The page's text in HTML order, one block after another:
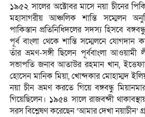
১৯৫২ সালের অক্টোবর মাসে নয়া চীনের
মহাসাগরীয় আঞ্চলিক শান্তি সম্মেলন
পাকিস্তান প্রতিনিধিদলের সদস্য হিসবে
পূর্ব বাংলা থেকে শান্তি সম্মেলনে যোগদান
তাঁর ভ্রমণ-সঙ্গী ছিলেন পূর্ববাংলা
সভাপতি জনাব আতাউর রহমান খান,
হোসেন মানিক মিয়া, খোন্দকার মোহাম্মদ
নয়া চীন ভ্রমণ করতে গিয়ে বঙ্গবন্ধু
গিয়েছিলেন। ১৯৫৪ সালে রাজবন্দী
সরস বিশ্লেষণ করেছেন ‘আমার দেখা নয়াচীন’